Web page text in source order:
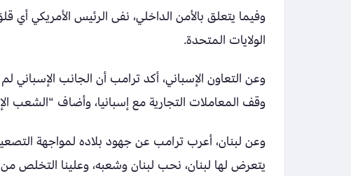
وفيما يتعلق بالأمن الداخلي، نفى الرئيس الأمريكي
الولايات المتحدة.
وعن التعاون الإسباني، أكد ترامب أن الجانب الإسباني
وقف المعاملات التجارية مع إسبانيا، وأضاف “الشعب
وعن لبنان، أعرب ترامب عن جهود بلاده لمواجهة
يتعرض لها لبنان، نحب لبنان وشعبه، وعلينا التخلص